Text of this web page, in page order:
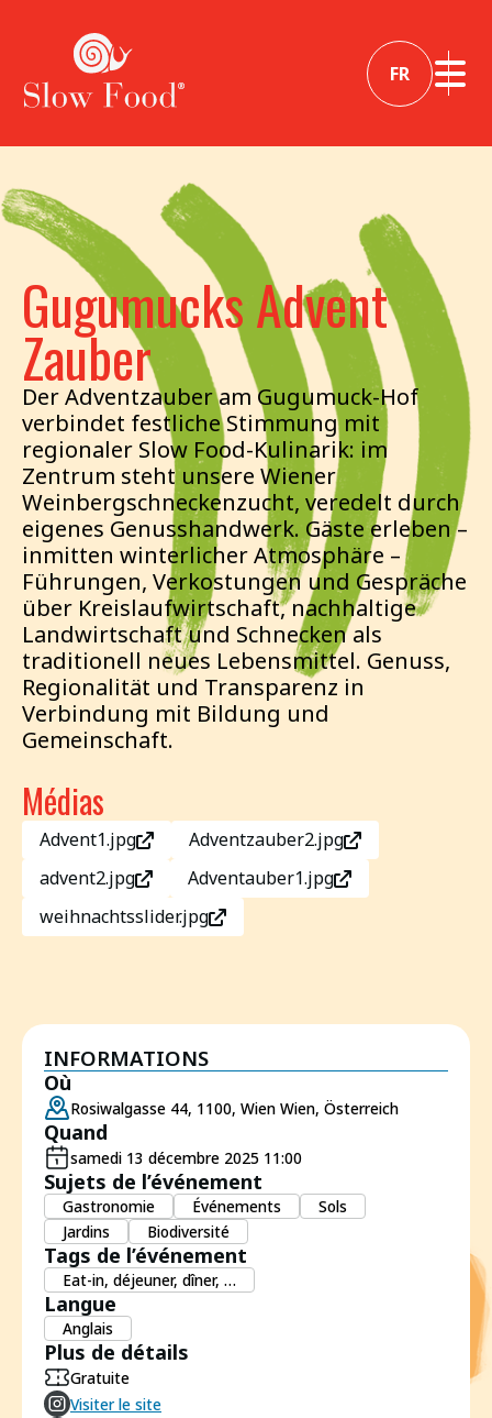
FR
Gugumucks Advent
Zauber
Der Adventzauber am Gugumuck-Hof
verbindet festliche Stimmung mit
regionaler Slow Food-Kulinarik: im
Zentrum steht unsere Wiener
Weinbergschneckenzucht, veredelt durch
eigenes Genusshandwerk. Gäste erleben –
inmitten winterlicher Atmosphäre –
Führungen, Verkostungen und Gespräche
über Kreislaufwirtschaft, nachhaltige
Landwirtschaft und Schnecken als
traditionell neues Lebensmittel. Genuss,
Regionalität und Transparenz in
Verbindung mit Bildung und
Gemeinschaft.
Médias
Advent1.jpg
Adventzauber2.jpg
advent2.jpg
Adventauber1.jpg
weihnachtsslider.jpg
INFORMATIONS
Où
Rosiwalgasse 44, 1100, Wien Wien, Österreich
Quand
samedi 13 décembre 2025 11:00
Sujets de l’événement
Gastronomie Événements
Sols
Jardins
Biodiversité
Tags de l’événement
Eat-in, déjeuner, dîner, …
Langue
Anglais
Plus de détails
Gratuite
Visiter le site